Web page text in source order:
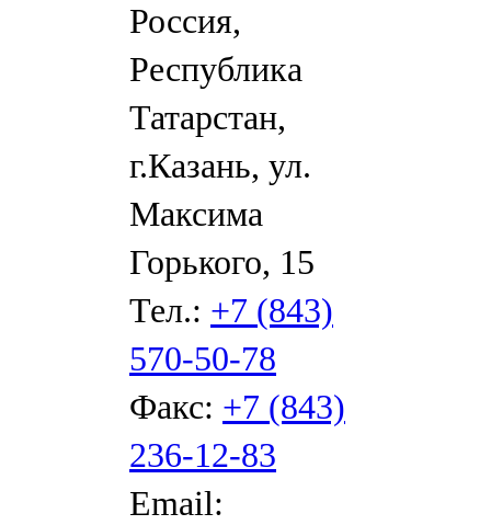
Россия,
Республика
Татарстан,
г.Казань, ул.
Максима
Горького, 15
Тел.: +7 (843)
570-50-78
Факс: +7 (843)
236-12-83
Email: